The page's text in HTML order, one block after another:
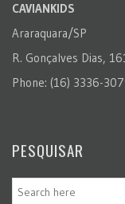
CAVIANKIDS
Araraquara/SP
R. Gonçalves Dias,
Phone: (16) 3336-
PESQUISAR